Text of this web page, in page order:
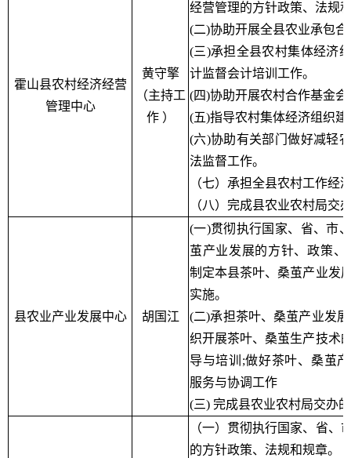
霍山县农村经济经营
管理中心
黄守擎
（主持工
作 ）
经营管理的方针政策、法规
(二)协助开展全县农业承包
(三)承担全县农村集体经济
计监督会计培训工作。
(四)协助开展农村合作基金会
(五)指导农村集体经济组织建
(六)协助有关部门做好减轻
法监督工作。
（七）承担全县农村工作经
（八）完成县农业农村局交
县农业产业发展中心 胡国江
(一)贯彻执行国家、省、市
茧产业发展的方针、政策、
制定本县茶叶、桑茧产业发
实施。
(二)承担茶叶、桑茧产业发
织开展茶叶、桑茧生产技术
导与培训;做好茶叶、桑茧
服务与协调工作
(三) 完成县农业农村局交办
（一）贯彻执行国家、省、
的方针政策、法规和规章。